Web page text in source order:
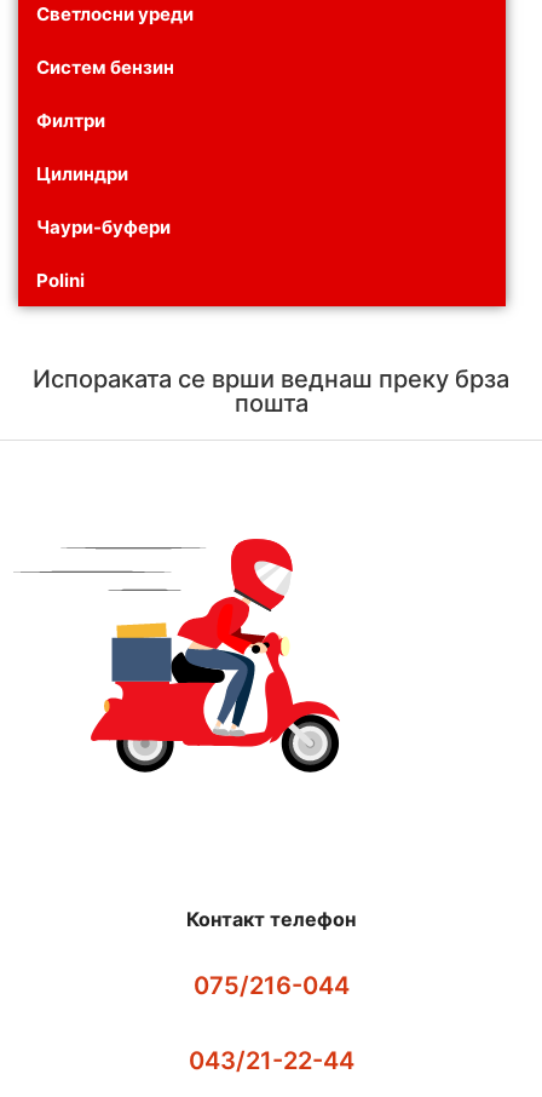
Светлосни уреди
Систем бензин
Филтри
Цилиндри
Чаури-буфери
Polini
Испораката се врши веднаш преку брза
пошта
Контакт телефон
075/216-044
043/21-22-44